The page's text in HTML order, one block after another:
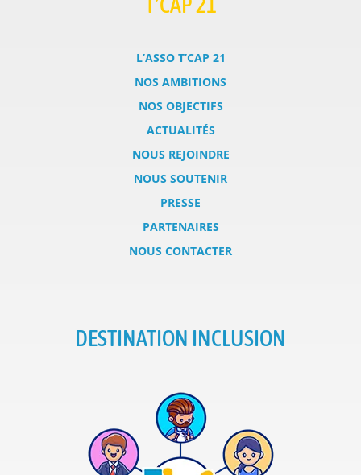
L’ASSO T’CAP 21
NOS AMBITIONS
NOS OBJECTIFS
ACTUALITÉS
NOUS REJOINDRE
NOUS SOUTENIR
PRESSE
PARTENAIRES
NOUS CONTACTER
DESTINATION INCLUSION